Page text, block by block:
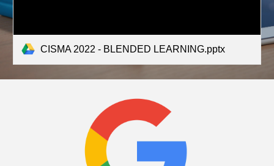
CISMA 2022 - BLENDED LEARNING.pptx